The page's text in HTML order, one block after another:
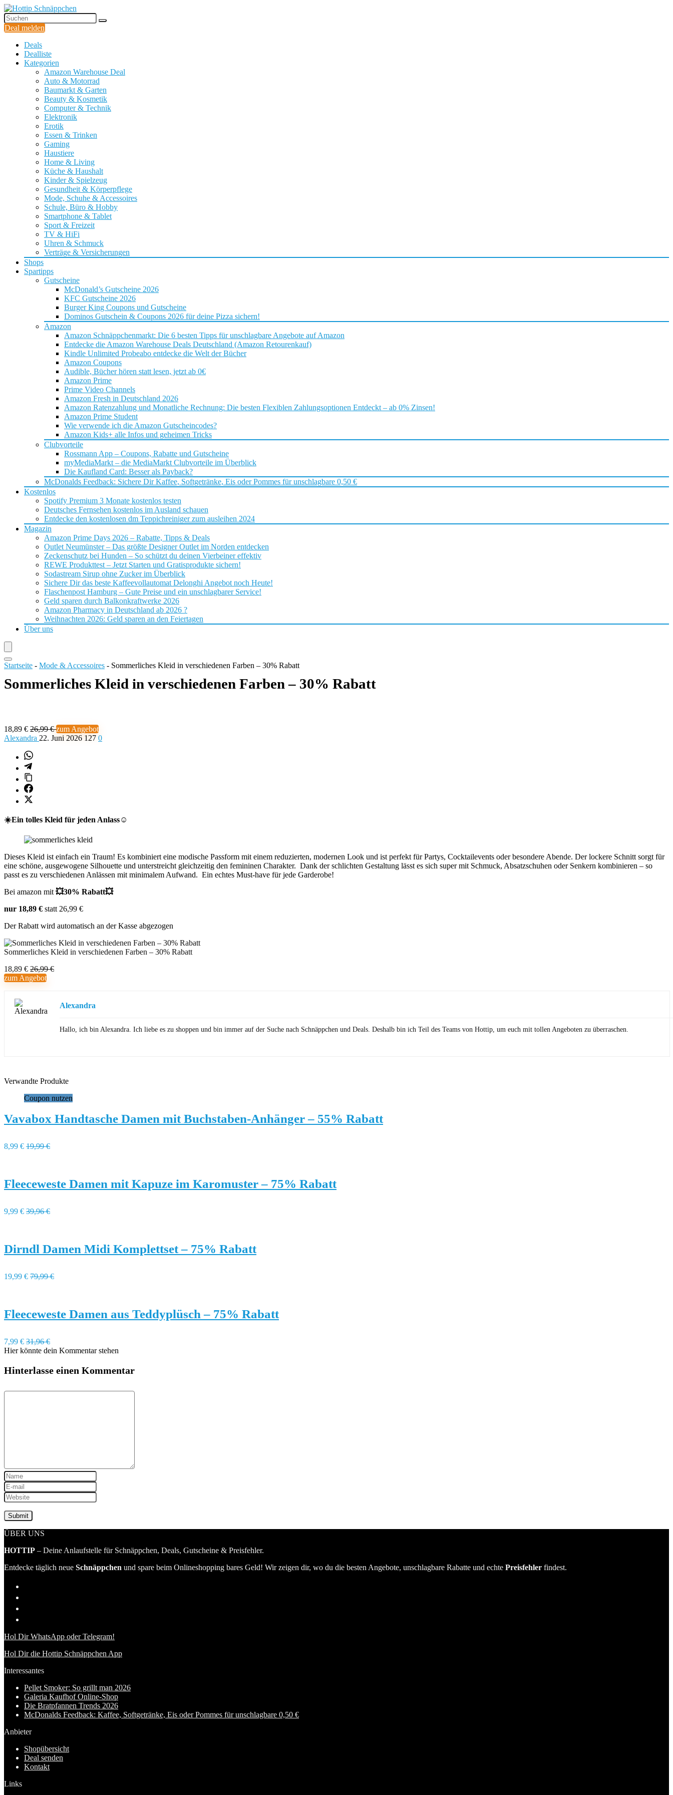
Deal melden
Deals
Dealliste
Kategorien
Amazon Warehouse Deal
Auto & Motorrad
Baumarkt & Garten
Beauty & Kosmetik
Computer & Technik
Elektronik
Erotik
Essen & Trinken
Gaming
Haustiere
Home & Living
Küche & Haushalt
Kinder & Spielzeug
Gesundheit & Körperpflege
Mode, Schuhe & Accessoires
Schule, Büro & Hobby
Smartphone & Tablet
Sport & Freizeit
TV & HiFi
Uhren & Schmuck
Verträge & Versicherungen
Shops
Spartipps
Gutscheine
McDonald’s Gutscheine 2026
KFC Gutscheine 2026
Burger King Coupons und Gutscheine
Dominos Gutschein & Coupons 2026 für deine Pizza sichern!
Amazon
Amazon Schnäppchenmarkt: Die 6 besten Tipps für unschlagbare Angebote auf Amazon
Entdecke die Amazon Warehouse Deals Deutschland (Amazon Retourenkauf)
Kindle Unlimited Probeabo entdecke die Welt der Bücher
Amazon Coupons
Audible, Bücher hören statt lesen, jetzt ab 0€
Amazon Prime
Prime Video Channels
Amazon Fresh in Deutschland 2026
Amazon Ratenzahlung und Monatliche Rechnung: Die besten Flexiblen Zahlungsoptionen Entdeckt – ab 0% Zinsen!
Amazon Prime Student
Wie verwende ich die Amazon Gutscheincodes?
Amazon Kids+ alle Infos und geheimen Tricks
Clubvorteile
Rossmann App – Coupons, Rabatte und Gutscheine
myMediaMarkt – die MediaMarkt Clubvorteile im Überblick
Die Kaufland Card: Besser als Payback?
McDonalds Feedback: Sichere Dir Kaffee, Softgetränke, Eis oder Pommes für unschlagbare 0,50 €
Kostenlos
Spotify Premium 3 Monate kostenlos testen
Deutsches Fernsehen kostenlos im Ausland schauen
Entdecke den kostenlosen dm Teppichreiniger zum ausleihen 2024
Magazin
Amazon Prime Days 2026 – Rabatte, Tipps & Deals
Outlet Neumünster – Das größte Designer Outlet im Norden entdecken
Zeckenschutz bei Hunden – So schützt du deinen Vierbeiner effektiv
REWE Produkttest – Jetzt Starten und Gratisprodukte sichern!
Sodastream Sirup ohne Zucker im Überblick
Sichere Dir das beste Kaffeevollautomat Delonghi Angebot noch Heute!
Flaschenpost Hamburg – Gute Preise und ein unschlagbarer Service!
Geld sparen durch Balkonkraftwerke 2026
Amazon Pharmacy in Deutschland ab 2026 ?
Weihnachten 2026: Geld sparen an den Feiertagen
Über uns
Startseite - Mode & Accessoires - Sommerliches Kleid in verschiedenen Farben – 30% Rabatt
Sommerliches Kleid in verschiedenen Farben – 30% Rabatt
18,89 € 26,99 €zum Angebot
Alexandra 22. Juni 2026 127 0
☀️Ein tolles Kleid für jeden Anlass☺️
Dieses Kleid ist einfach ein Traum! Es kombiniert eine modische Passform mit einem reduzierten, modernen Look und ist perfekt für Partys, Cocktailevents oder besondere Abende. Der lockere Schnitt sorgt für
eine schöne, ausgewogene Silhouette und unterstreicht gleichzeitig den femininen Charakter. Dank der schlichten Gestaltung lässt es sich super mit Schmuck, Absatzschuhen oder Senkern kombinieren – so
passt es zu verschiedenen Anlässen mit minimalem Aufwand. Ein echtes Must-have für jede Garderobe!
Bei amazon mit 💥30% Rabatt💥
nur 18,89 € statt 26,99 €
Der Rabatt wird automatisch an der Kasse abgezogen
Sommerliches Kleid in verschiedenen Farben – 30% Rabatt
18,89 € 26,99 €
zum Angebot
Alexandra
Hallo, ich bin Alexandra. Ich liebe es zu shoppen und bin immer auf der Suche nach Schnäppchen und Deals. Deshalb bin ich Teil des Teams von Hottip, um euch mit tollen Angeboten zu überraschen.
Verwandte Produkte
Coupon nutzen
Vavabox Handtasche Damen mit Buchstaben-Anhänger – 55% Rabatt
8,99 € 19,99 €
Fleeceweste Damen mit Kapuze im Karomuster – 75% Rabatt
9,99 € 39,96 €
Dirndl Damen Midi Komplettset – 75% Rabatt
19,99 € 79,99 €
Fleeceweste Damen aus Teddyplüsch – 75% Rabatt
7,99 € 31,96 €
Hier könnte dein Kommentar stehen
Hinterlasse einen Kommentar
ÜBER UNS
HOTTIP – Deine Anlaufstelle für Schnäppchen, Deals, Gutscheine & Preisfehler.
Entdecke täglich neue Schnäppchen und spare beim Onlineshopping bares Geld! Wir zeigen dir, wo du die besten Angebote, unschlagbare Rabatte und echte Preisfehler findest.
Hol Dir WhatsApp oder Telegram!
Hol Dir die Hottip Schnäppchen App
Interessantes
Pellet Smoker: So grillt man 2026
Galeria Kaufhof Online-Shop
Die Bratpfannen Trends 2026
McDonalds Feedback: Kaffee, Softgetränke, Eis oder Pommes für unschlagbare 0,50 €
Anbieter
Shopübersicht
Deal senden
Kontakt
Links